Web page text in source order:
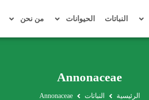
النباتات الحيوانات من نحن
Annonaceae
الرئيسية النباتات Annonaceae